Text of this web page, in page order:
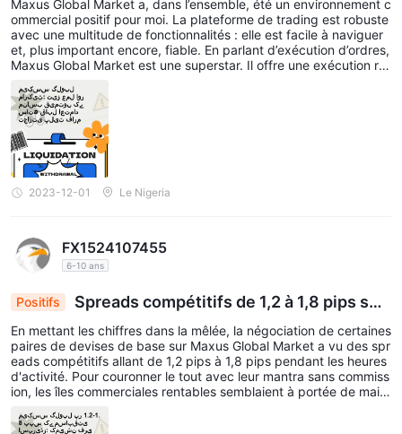
Q&R
Maxus Global Market est-elle une plateforme légitime
Non, elle n'est pas réglementée.
Que puis-je trader sur Maxus Global Market ?
CFD sur les paires de devises, actions, indices, matières
premières, Bitcoin, métaux et produits énergétiques.
Quel effet de levier est offert par Maxus Global Market
Jusqu'à 1:500 sur les paires de devises.
Maxus Global Market propose-t-elle MT4/5 ?
Maxus Global Market a, dans l’ensemble, été un environnement c
ommercial positif pour moi. La plateforme de trading est robuste
avec une multitude de fonctionnalités : elle est facile à naviguer
et, plus important encore, fiable. En parlant d’exécution d’ordres,
Maxus Global Market est une superstar. Il offre une exécution ra
btenir le meilleur prix possible. Si les spreads et les commissions
vous préoccupent, alors Maxus propose un commerce équitabl
e. Ils sont compétitifs, peut-être pas les plus bas, mais la qualité
des services fournis le compense adéquatement. Bien sûr, il y a
eu des problèmes mineurs en cours de route, mais rien de majeu
r qui n'ait été résolu rapidement. Dans l’ensemble, le trading ave
c Maxus Global Market a été une expérience très positive.
2023-12-01 Le Nigeria
FX1524107455
6-10 ans
Positifs
Spreads compétitifs de 1,2 à 1,8 pips sur
Maxus Global : le trading sans commission stimul
e les perspectives de profit
En mettant les chiffres dans la mêlée, la négociation de certaines
paires de devises de base sur Maxus Global Market a vu des spr
eads compétitifs allant de 1,2 pips à 1,8 pips pendant les heures
d'activité. Pour couronner le tout avec leur mantra sans commiss
ion, les îles commerciales rentables semblaient à portée de main